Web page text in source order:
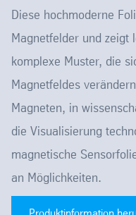
Diese hochmoderne
Magnetfelder und zeigt
komplexe Muster, die
Magnetfeldes
Magneten, in
die Visualisierung
magnetische
an Möglichkeiten.